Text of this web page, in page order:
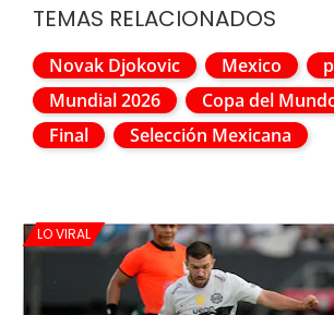
TEMAS RELACIONADOS
Novak Djokovic Mexico
Mundial 2026
Copa del
Final
Selección Mexicana
LO VIRAL